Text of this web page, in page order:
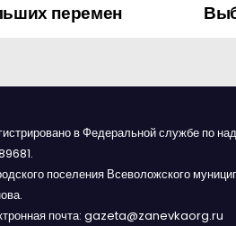
перемен
в Федеральной службе по
поселения Всеволожского
почта: gazeta@zanevkaorg.ru